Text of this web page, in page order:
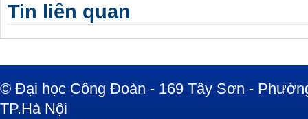
Tin liên quan
© Đại học Công Đoàn - 169 Tây Sơn -
TP.Hà Nội